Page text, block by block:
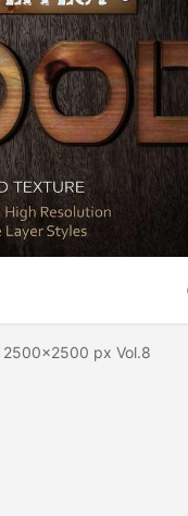
2500x2500 px Vol.8